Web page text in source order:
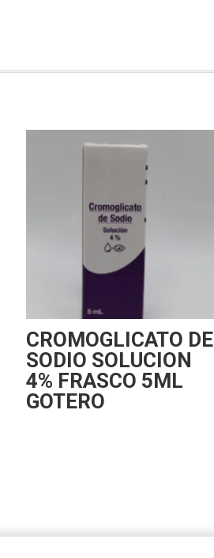
CROMOGLICATO DE
SODIO SOLUCION
4% FRASCO 5ML
GOTERO